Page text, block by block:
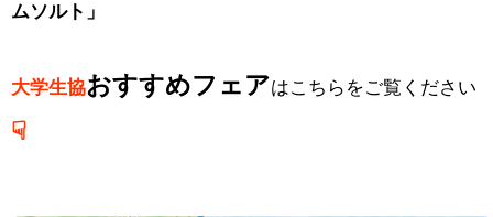
ムソルト」
大学生協おすすめフェアはこちらをご覧ください
☟